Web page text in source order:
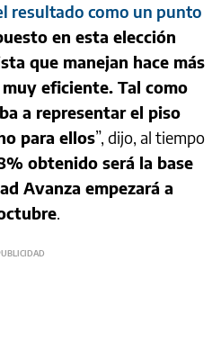
resultado como un punto
en esta elección
que manejan hace más
eficiente. Tal como
a representar el piso
para ellos”, dijo, al tiempo
obtenido será la base
Avanza empezará a
.